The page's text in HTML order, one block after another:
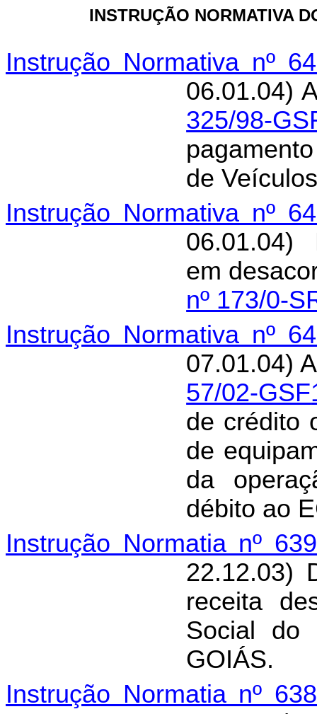
INSTRUÇÃO NORMATIVA
Instrução Normativa nº
06.01.04)
325/98-
de
Instrução Normativa nº
06.01.04)
em
nº 173/0-
Instrução Normativa nº
07.01.04)
57/02-GSF
de crédito
de
da
débito ao
Instrução Normatia nº
22.12.03)
receita
Social do
GOIÁS.
Instrução Normatia nº